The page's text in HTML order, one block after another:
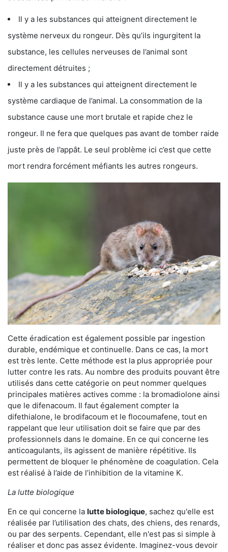
Il y a les substances qui atteignent directement le
système nerveux du rongeur. Dès qu’ils ingurgitent la
substance, les cellules nerveuses de l’animal sont
directement détruites ;
Il y a les substances qui atteignent directement le
système cardiaque de l’animal. La consommation de la
substance cause une mort brutale et rapide chez le
rongeur. Il ne fera que quelques pas avant de tomber raide
juste près de l’appât. Le seul problème ici c’est que cette
mort rendra forcément méfiants les autres rongeurs.
Cette éradication est également possible par ingestion
durable, endémique et continuelle. Dans ce cas, la mort
est très lente. Cette méthode est la plus appropriée pour
lutter contre les rats. Au nombre des produits pouvant être
utilisés dans cette catégorie on peut nommer quelques
principales matières actives comme : la bromadiolone ainsi
que le difenacoum. Il faut également compter la
difethialone, le brodifacoum et le flocoumafene, tout en
rappelant que leur utilisation doit se faire que par des
professionnels dans le domaine. En ce qui concerne les
anticoagulants, ils agissent de manière répétitive. Ils
permettent de bloquer le phénomène de coagulation. Cela
est réalisé à l’aide de l’inhibition de la vitamine K.
La lutte biologique
En ce qui concerne la lutte biologique, sachez qu'elle est
réalisée par l’utilisation des chats, des chiens, des renards,
ou par des serpents. Cependant, elle n'est pas si simple à
réaliser et donc pas assez évidente. Imaginez-vous devoir